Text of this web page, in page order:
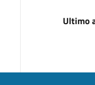
Ultimo